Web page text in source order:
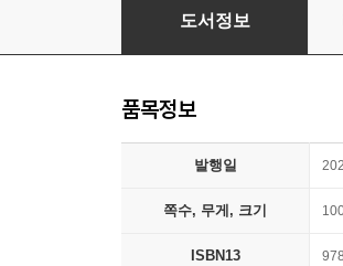
우리는 비무장지대에 살아
도서정보
품목정보
발행일
쪽수, 무게, 크기
ISBN13